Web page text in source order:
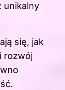
unikalny
się, jak
rozwój